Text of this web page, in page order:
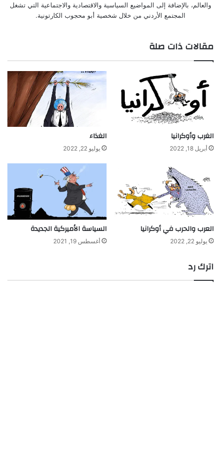
والعالم، بالإضافة إلى المواضيع السياسية والاقتصادية والاجتماعية التي تشغل
المجتمع الأردني من خلال شخصية أبو محجوب الكارتونية.
مقالات ذات صلة
الغرب وأوكرانيا
أبريل 18, 2022
الغذاء
يوليو 22, 2022
العرب والحرب في أوكرانيا
يوليو 22, 2022
السياسة الأميركية الجديدة
أغسطس 19, 2021
اترك رد